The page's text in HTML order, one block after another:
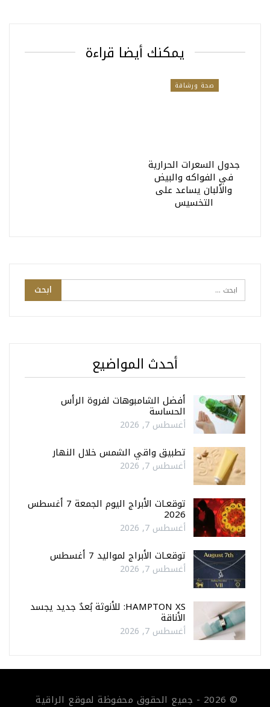
يمكنك أيضا قراءة
صحة ورشاقة
جدول السعرات الحرارية
في الفواكه والبيض
والألبان يساعد على
التخسيس
أحدث المواضيع
أفضل الشامبوهات لفروة الرأس
الحساسة
أغسطس 7, 2026
تطبيق واقي الشمس خلال النهار
أغسطس 7, 2026
توقعـات الأبراج اليوم الجمعة 7 أغسطس
2026
أغسطس 7, 2026
توقعـات الأبراج لمواليد 7 أغسطس
أغسطس 7, 2026
HAMPTON XS: للأنوثة بُعدٌ جديد يجسد
الأناقة
أغسطس 7, 2026
© 2026 - جميع الحقوق محفوظة لموقع الراقية